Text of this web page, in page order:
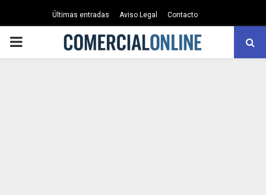
Últimas entradas Aviso Legal Contacto
PRIMARY